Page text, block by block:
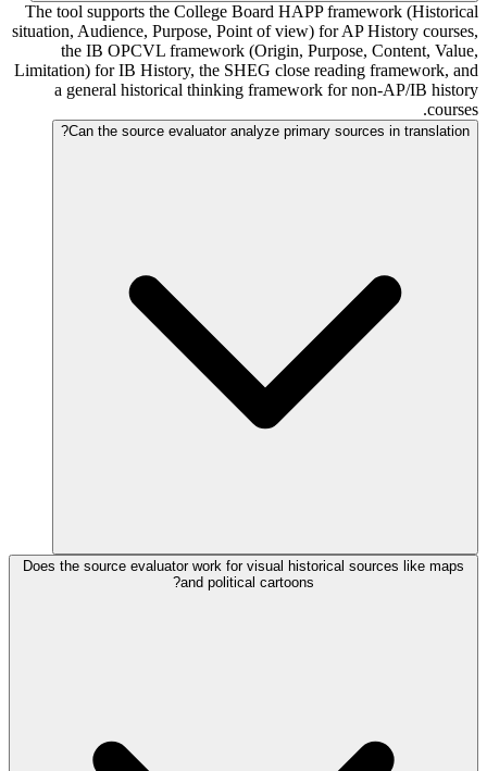
The tool supports the College Board HAPP framework (Historical
situation, Audience, Purpose, Point of view) for AP History courses,
the IB OPCVL framework (Origin, Purpose, Content, Value,
Limitation) for IB History, the SHEG close reading framework, and
a general historical thinking framework for non-AP/IB history
courses.
Can the source evaluator analyze primary sources in translation?
Does the source evaluator work for visual historical sources like maps
and political cartoons?